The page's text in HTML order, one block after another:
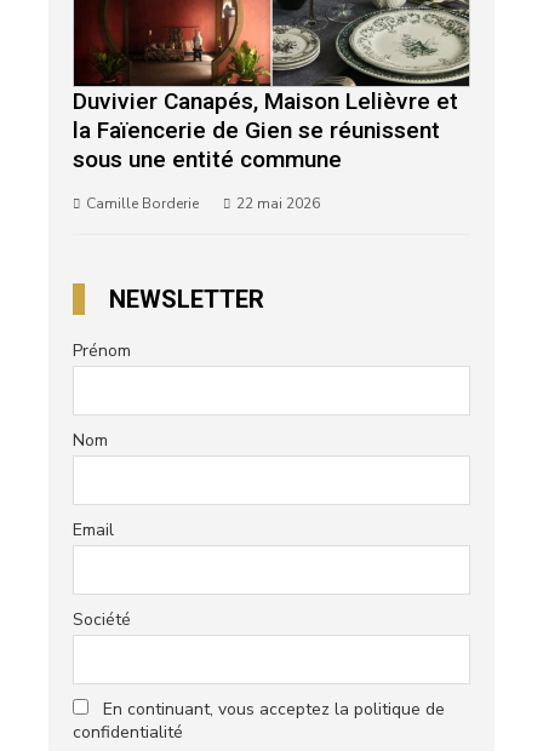
Duvivier Canapés, Maison Lelièvre et
la Faïencerie de Gien se réunissent
sous une entité commune
Camille Borderie 22 mai 2026
NEWSLETTER
Prénom
Nom
Email
Société
En continuant, vous acceptez la politique de
confidentialité